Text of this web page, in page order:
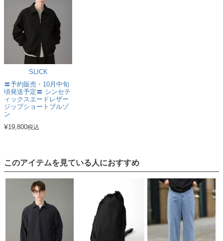
SLICK
〓予約販売・10月中旬
頃発送予定〓 シンセテ
ィックスエードレザー
ジップショートブルゾ
ン
¥19,800税込
このアイテムを見ている人におすすめ